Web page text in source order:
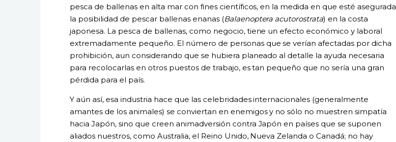
pesca de ballenas en alta mar con fines científicos, en la medida en que esté asegurada
la posibilidad de pescar ballenas enanas (Balaenoptera acutorostrata) en la costa
japonesa. La pesca de ballenas, como negocio, tiene un efecto económico y laboral
extremadamente pequeño. El número de personas que se verían afectadas por dicha
prohibición, aun considerando que se hubiera planeado al detalle la ayuda necesaria
para recolocarlas en otros puestos de trabajo, es tan pequeño que no sería una gran
pérdida para el país.
Y aún así, esa industria hace que las celebridades internacionales (generalmente
amantes de los animales) se conviertan en enemigos y no sólo no muestren simpatía
hacia Japón, sino que creen animadversión contra Japón en países que se suponen
aliados nuestros, como Australia, el Reino Unido, Nueva Zelanda o Canadá; no hay